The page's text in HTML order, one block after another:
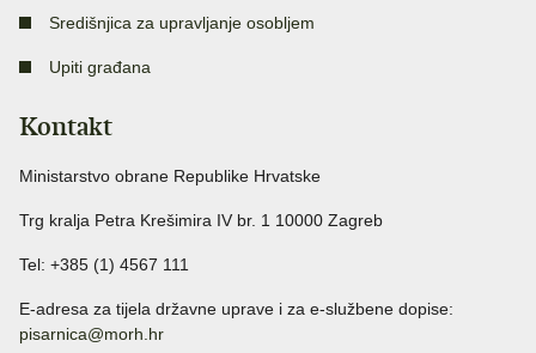
Središnjica za upravljanje osobljem
Upiti građana
Kontakt
Ministarstvo obrane Republike Hrvatske
Trg kralja Petra Krešimira IV br. 1 10000 Zagreb
Tel: +385 (1) 4567 111
E-adresa za tijela državne uprave i za e-službene dopise:
pisarnica@morh.hr